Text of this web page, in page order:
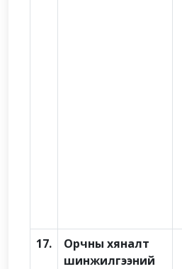
17.
Орчны хяналт
шинжилгээний